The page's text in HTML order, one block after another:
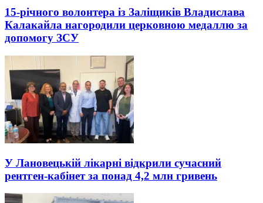
15-річного волонтера із Заліщиків Владислава
Калакайла нагородили церковною медаллю за
допомогу ЗСУ
У Лановецькій лікарні відкрили сучасний
рентген-кабінет за понад 4,2 млн гривень